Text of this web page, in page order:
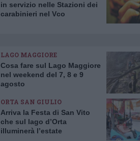
in servizio nelle Stazioni dei
carabinieri nel Vco
LAGO MAGGIORE
Cosa fare sul Lago Maggiore
nel weekend del 7, 8 e 9
agosto
ORTA SAN GIULIO
Arriva la Festa di San Vito
che sul lago d’Orta
illuminerà l’estate